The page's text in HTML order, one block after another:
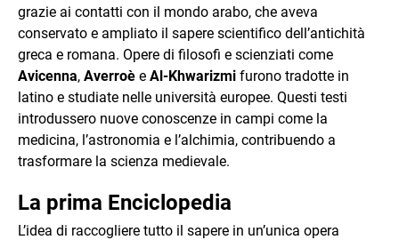
grazie ai contatti con il mondo arabo, che aveva
conservato e ampliato il sapere scientifico dell’antichità
greca e romana. Opere di filosofi e scienziati come
Avicenna, Averroè e Al-Khwarizmi furono tradotte in
latino e studiate nelle università europee. Questi testi
introdussero nuove conoscenze in campi come la
medicina, l’astronomia e l’alchimia, contribuendo a
trasformare la scienza medievale.
La prima Enciclopedia
L’idea di raccogliere tutto il sapere in un’unica opera